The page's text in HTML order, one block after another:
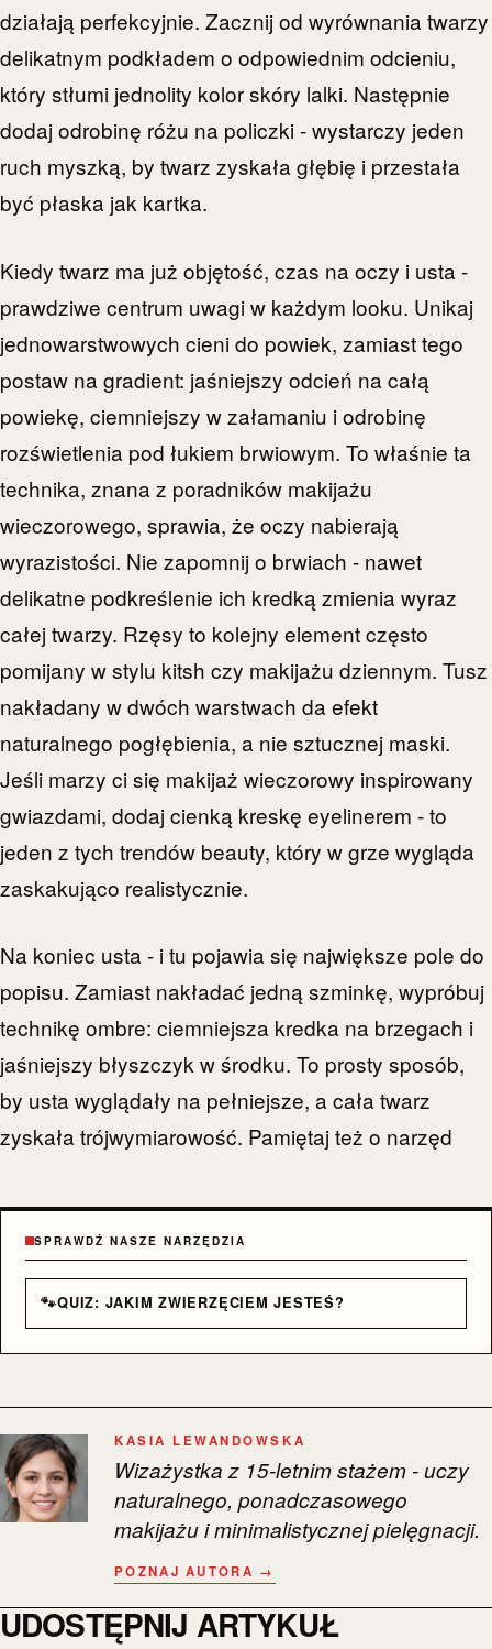
działają perfekcyjnie. Zacznij od wyrównania twarzy
delikatnym podkładem o odpowiednim odcieniu,
który stłumi jednolity kolor skóry lalki. Następnie
dodaj odrobinę różu na policzki - wystarczy jeden
ruch myszką, by twarz zyskała głębię i przestała
być płaska jak kartka.
Kiedy twarz ma już objętość, czas na oczy i usta -
prawdziwe centrum uwagi w każdym looku. Unikaj
jednowarstwowych cieni do powiek, zamiast tego
postaw na gradient: jaśniejszy odcień na całą
powiekę, ciemniejszy w załamaniu i odrobinę
rozświetlenia pod łukiem brwiowym. To właśnie ta
technika, znana z poradników makijażu
wieczorowego, sprawia, że oczy nabierają
wyrazistości. Nie zapomnij o brwiach - nawet
delikatne podkreślenie ich kredką zmienia wyraz
całej twarzy. Rzęsy to kolejny element często
pomijany w stylu kitsh czy makijażu dziennym. Tusz
nakładany w dwóch warstwach da efekt
naturalnego pogłębienia, a nie sztucznej maski.
Jeśli marzy ci się makijaż wieczorowy inspirowany
gwiazdami, dodaj cienką kreskę eyelinerem - to
jeden z tych trendów beauty, który w grze wygląda
zaskakująco realistycznie.
Na koniec usta - i tu pojawia się największe pole do
popisu. Zamiast nakładać jedną szminkę, wypróbuj
technikę ombre: ciemniejsza kredka na brzegach i
jaśniejszy błyszczyk w środku. To prosty sposób,
by usta wyglądały na pełniejsze, a cała twarz
zyskała trójwymiarowość. Pamiętaj też o narzęd
SPRAWDŹ NASZE NARZĘDZIA
🐾QUIZ: JAKIM ZWIERZĘCIEM JESTEŚ?
KASIA LEWANDOWSKA
Wizażystka z 15-letnim stażem - uczy
naturalnego, ponadczasowego
makijażu i minimalistycznej pielęgnacji.
POZNAJ AUTORA →
UDOSTĘPNIJ ARTYKUŁ